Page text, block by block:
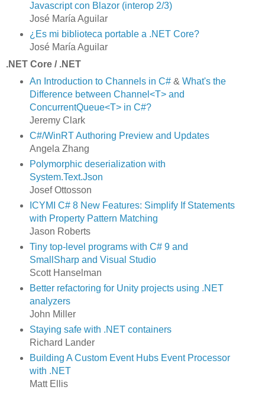
Javascript con Blazor (interop 2/3)
José María Aguilar
¿Es mi biblioteca portable a .NET Core?
José María Aguilar
.NET Core / .NET
An Introduction to Channels in C#& What's the
Difference between Channel<T> and
ConcurrentQueue<T> in C#?
Jeremy Clark
C#/WinRT Authoring Preview and Updates
Angela Zhang
Polymorphic deserialization with
System.Text.Json
Josef Ottosson
ICYMI C# 8 New Features: Simplify If Statements
with Property Pattern Matching
Jason Roberts
Tiny top-level programs with C# 9 and
SmallSharp and Visual Studio
Scott Hanselman
Better refactoring for Unity projects using .NET
analyzers
John Miller
Staying safe with .NET containers
Richard Lander
Building A Custom Event Hubs Event Processor
with .NET
Matt Ellis